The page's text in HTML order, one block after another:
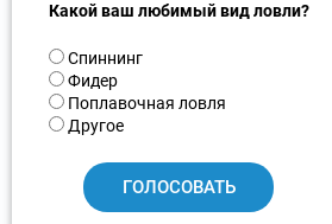
Какой ваш любимый вид ловли?
В
а
р
и
Спиннинг
Фидер
Поплавочная ловля
Другое